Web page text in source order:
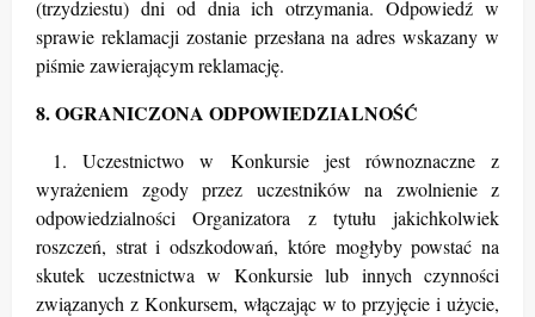
(trzydziestu) dni od dnia ich otrzymania. Odpowiedź w
sprawie reklamacji zostanie przesłana na adres wskazany w
piśmie zawierającym reklamację.
8. OGRANICZONA ODPOWIEDZIALNOŚĆ
1. Uczestnictwo w Konkursie jest równoznaczne z
wyrażeniem zgody przez uczestników na zwolnienie z
odpowiedzialności Organizatora z tytułu jakichkolwiek
roszczeń, strat i odszkodowań, które mogłyby powstać na
skutek uczestnictwa w Konkursie lub innych czynności
związanych z Konkursem, włączając w to przyjęcie i użycie,